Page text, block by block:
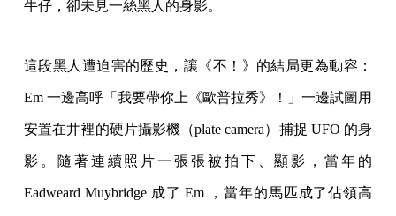
牛仔，卻未見一絲黑人的身影。
這段黑人遭迫害的歷史，讓《不！》的結局更為動容：
Em 一邊高呼「我要帶你上《歐普拉秀》！」一邊試圖用
安置在井裡的硬片攝影機（plate camera）捕捉 UFO 的身
影。隨著連續照片一張張被拍下、顯影，當年的
Eadweard Muybridge 成了 Em ，當年的馬匹成了佔領高